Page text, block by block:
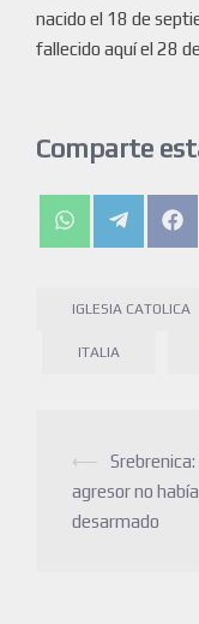
nacido el 18 de
fallecido aquí el 28
Comparte
IGLESIA CATOLICA
ITALIA
⟵
Srebrenica:
agresor no
desarmado